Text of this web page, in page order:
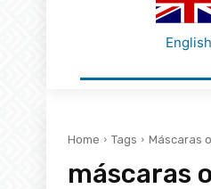
English
Home Tags Máscaras
máscaras